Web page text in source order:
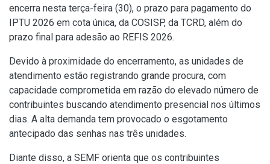
encerra nesta terça-feira (30), o prazo para pagamento do
IPTU 2026 em cota única, da COSISP, da TCRD, além do
prazo final para adesão ao REFIS 2026.
Devido à proximidade do encerramento, as unidades de
atendimento estão registrando grande procura, com
capacidade comprometida em razão do elevado número de
contribuintes buscando atendimento presencial nos últimos
dias. A alta demanda tem provocado o esgotamento
antecipado das senhas nas três unidades.
Diante disso, a SEMF orienta que os contribuintes